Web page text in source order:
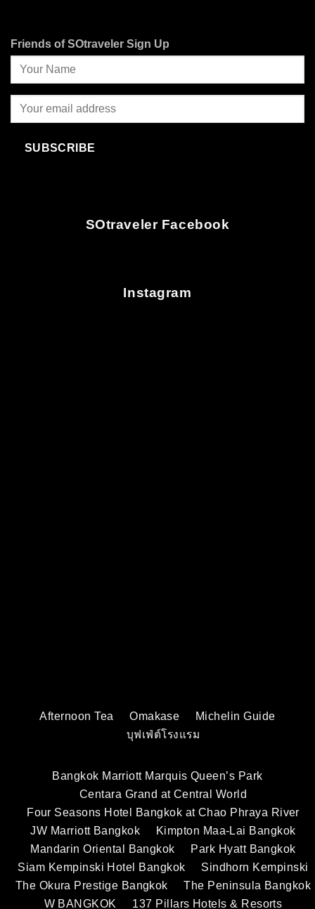
Friends of SOtraveler Sign Up
SUBSCRIBE
SOtraveler Facebook
Instagram
Afternoon Tea Omakase
Michelin Guide
บุฟเฟ่ต์โรงแรม
Bangkok Marriott Marquis Queen’s Park
Centara Grand at Central World
Four Seasons Hotel Bangkok at Chao Phraya River
JW Marriott Bangkok
Kimpton Maa-Lai Bangkok
Mandarin Oriental Bangkok
Park Hyatt Bangkok
Siam Kempinski Hotel Bangkok
Sindhorn Kempinski
The Okura Prestige Bangkok
The Peninsula Bangkok
W BANGKOK
137 Pillars Hotels & Resorts